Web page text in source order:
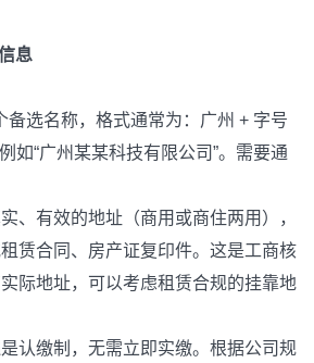
息
备选名称，格式通常为：广州 + 字号
如“广州某某科技有限公司”。需要通
、有效的地址（商用或商住两用），
赁合同、房产证复印件。这是工商核
际地址，可以考虑租赁合规的挂靠地
认缴制，无需立即实缴。根据公司规